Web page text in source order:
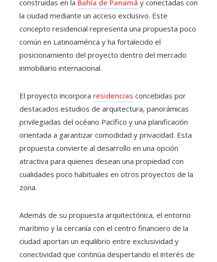
construidas en la Bahía de Panamá y conectadas con
la ciudad mediante un acceso exclusivo. Este
concepto residencial representa una propuesta poco
común en Latinoamérica y ha fortalecido el
posicionamiento del proyecto dentro del mercado
inmobiliario internacional.
El proyecto incorpora residencias concebidas por
destacados estudios de arquitectura, panorámicas
privilegiadas del océano Pacífico y una planificación
orientada a garantizar comodidad y privacidad. Esta
propuesta convierte al desarrollo en una opción
atractiva para quienes desean una propiedad con
cualidades poco habituales en otros proyectos de la
zona.
Además de su propuesta arquitectónica, el entorno
marítimo y la cercanía con el centro financiero de la
ciudad aportan un equilibrio entre exclusividad y
conectividad que continúa despertando el interés de